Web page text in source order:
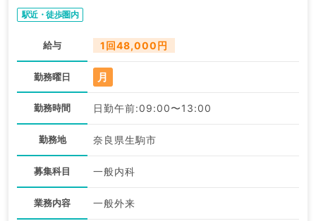
駅近・徒歩圏内
給与 1回48,000円
勤務曜日 月
勤務時間 日勤午前:09:00〜13:00
勤務地 奈良県生駒市
募集科目 一般内科
業務内容 一般外来